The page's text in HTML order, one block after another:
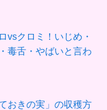
vsクロミ！いじめ・
毒舌・やばいと言わ
おきの実」の収穫方